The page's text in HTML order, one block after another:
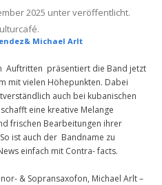
2025 unter veröffentlicht.
.
Michael Arlt
Auftritten präsentiert die Band jetzt
mit vielen Höhepunkten. Dabei
auch bei kubanischen
eine kreative Melange
frischen Bearbeitungen ihrer
ist auch der Bandname zu
einfach mit Contra- facts.
& Sopransaxofon, Michael Arlt –